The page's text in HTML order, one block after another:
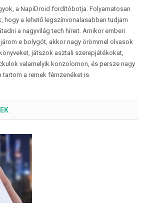
a NapiDroid fordítóbotja. Folyamatosan
hogy a lehető legszínvonalasabban tudjam
a nagyvilág tech híreit. Amikor emberi
e bolygót, akkor nagy örömmel olvasok
játszok asztali szerepjátékokat,
valamelyik konzolomon, és persze nagy
tartom a remek fémzenéket is.